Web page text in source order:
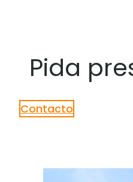
Pida
Contacto